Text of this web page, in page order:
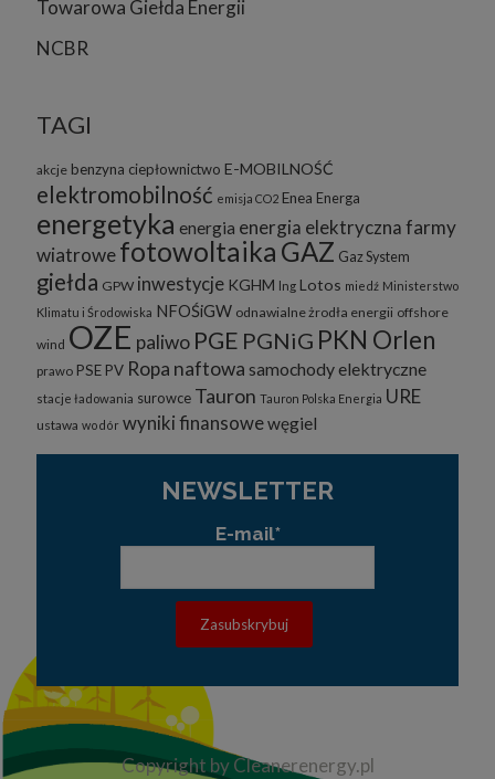
Towarowa Giełda Energii
NCBR
TAGI
akcje benzyna ciepłownictwo E-MOBILNOŚĆ
elektromobilność emisja CO2 Enea Energa
energetyka energia energia elektrycznafarmy
wiatrowefotowoltaika GAZ Gaz System
giełda GPW inwestycje KGHM lng Lotos miedź Ministerstwo
Klimatu i Środowiska NFOŚiGW odnawialne żrodła energii offshore
wind OZE paliwo PGE PGNiG PKN Orlen
prawo PSE PV Ropa naftowa samochody elektryczne
stacje ładowania surowce Tauron Tauron Polska Energia URE
ustawa wodór wyniki finansowewęgiel
NEWSLETTER
E-mail*
Copyright by Cleanerenergy.pl